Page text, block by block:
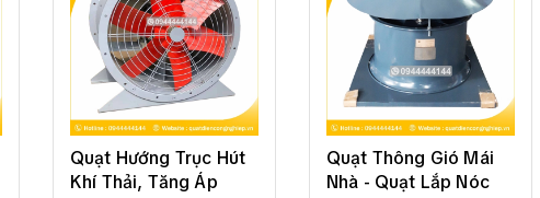
Quạt Hướng Trục Hút
Khí Thải, Tăng Áp
Quạt Thông Gió Mái
Nhà - Quạt Lắp Nóc